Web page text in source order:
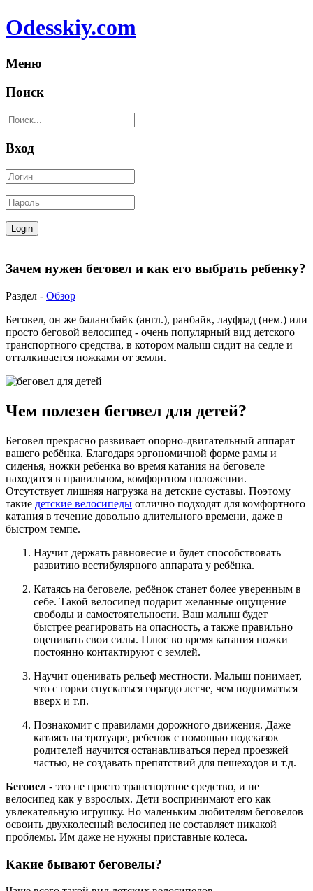
Odesskiy.com
Меню
Поиск
Вход
Зачем нужен беговел и как его выбрать ребенку?
Раздел - Обзор
Беговел, он же балансбайк (англ.), ранбайк, лауфрад (нем.) или
просто беговой велосипед - очень популярный вид детского
транспортного средства, в котором малыш сидит на седле и
отталкивается ножками от земли.
Чем полезен беговел для детей?
Беговел прекрасно развивает опорно-двигательный аппарат
вашего ребёнка. Благодаря эргономичной форме рамы и
сиденья, ножки ребенка во время катания на беговеле
находятся в правильном, комфортном положении.
Отсутствует лишняя нагрузка на детские суставы. Поэтому
такие детские велосипеды отлично подходят для комфортного
катания в течение довольно длительного времени, даже в
быстром темпе.
Научит держать равновесие и будет способствовать
развитию вестибулярного аппарата у ребёнка.
Катаясь на беговеле, ребёнок станет более уверенным в
себе. Такой велосипед подарит желанные ощущение
свободы и самостоятельности. Ваш малыш будет
быстрее реагировать на опасность, а также правильно
оценивать свои силы. Плюс во время катания ножки
постоянно контактируют с землей.
Научит оценивать рельеф местности. Малыш понимает,
что с горки спускаться гораздо легче, чем подниматься
вверх и т.п.
Познакомит с правилами дорожного движения. Даже
катаясь на тротуаре, ребенок с помощью подсказок
родителей научится останавливаться перед проезжей
частью, не создавать препятствий для пешеходов и т.д.
Беговел - это не просто транспортное средство, и не
велосипед как у взрослых. Дети воспринимают его как
увлекательную игрушку. Но маленьким любителям беговелов
освоить двухколесный велосипед не составляет никакой
проблемы. Им даже не нужны приставные колеса.
Какие бывают беговелы?